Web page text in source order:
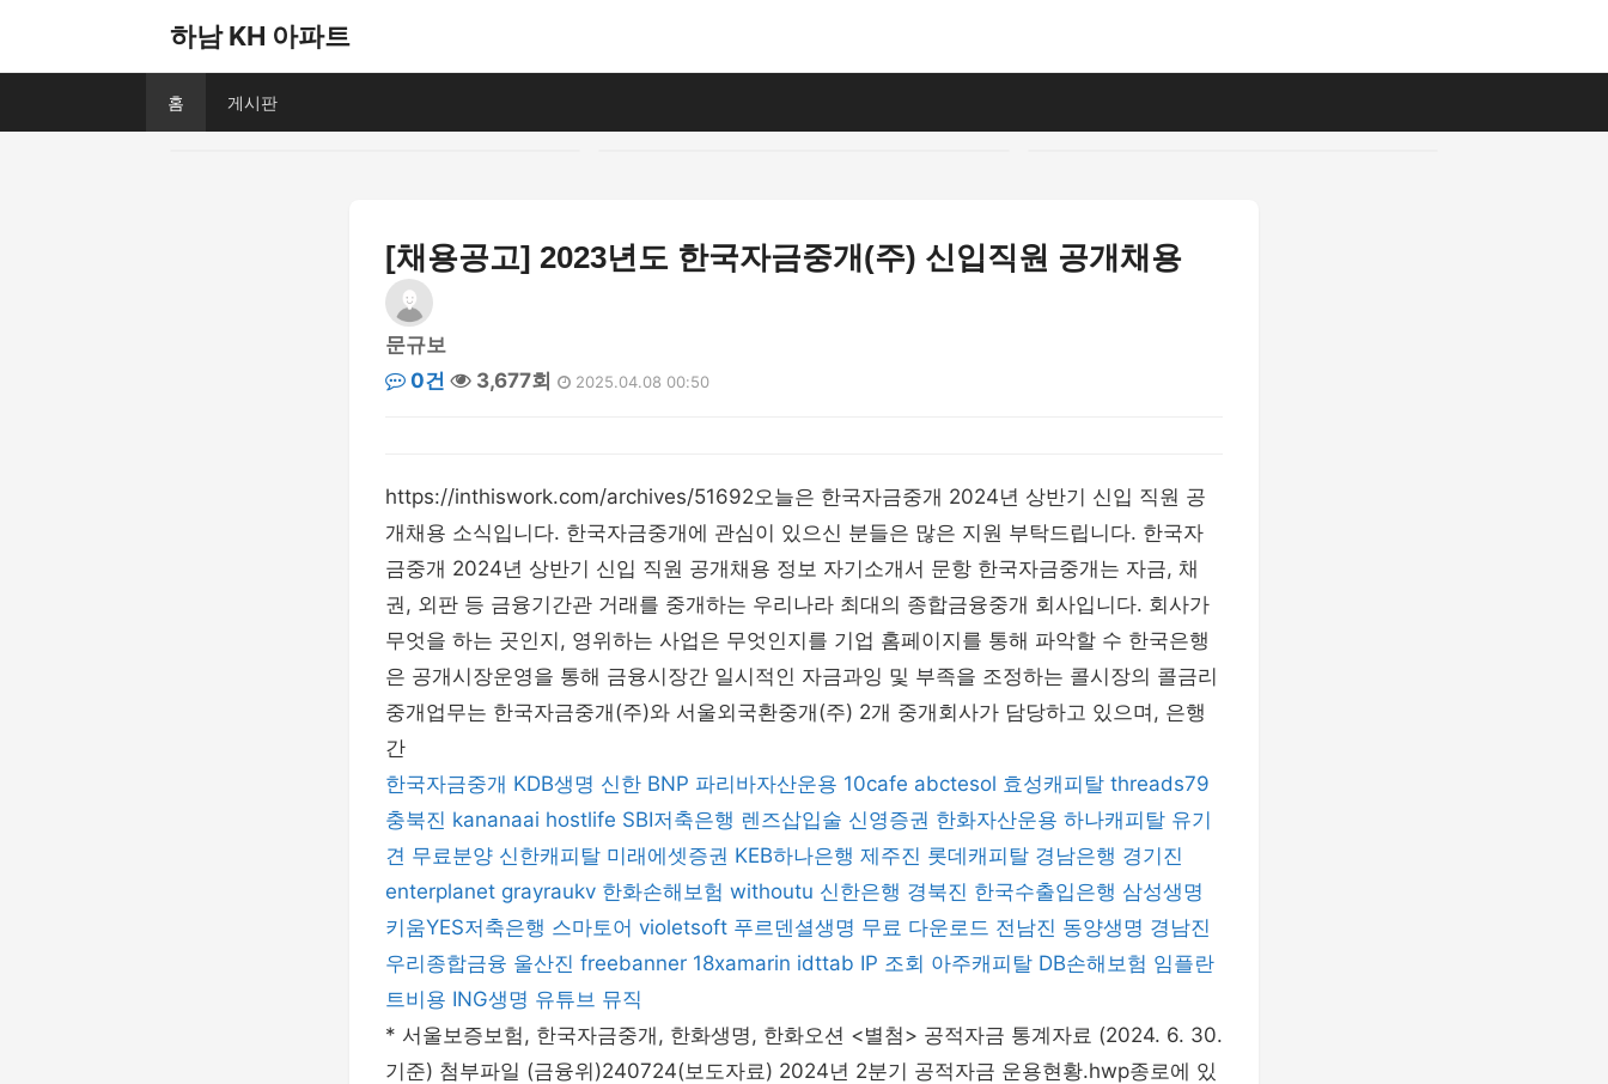
하남 KH 아파트
홈 게시판
[채용공고] 2023년도 한국자금중개(주) 신입직원 공개채용
문규보
0건
3,677회 2025.04.08 00:50
https://inthiswork.com/archives/51692오늘은 한국자금중개 2024년 상반기 신입 직원 공
개채용 소식입니다. 한국자금중개에 관심이 있으신 분들은 많은 지원 부탁드립니다. 한국자
금중개 2024년 상반기 신입 직원 공개채용 정보 자기소개서 문항 한국자금중개는 자금, 채
권, 외판 등 금융기간관 거래를 중개하는 우리나라 최대의 종합금융중개 회사입니다. 회사가
무엇을 하는 곳인지, 영위하는 사업은 무엇인지를 기업 홈페이지를 통해 파악할 수 한국은행
은 공개시장운영을 통해 금융시장간 일시적인 자금과잉 및 부족을 조정하는 콜시장의 콜금리
중개업무는 한국자금중개(주)와 서울외국환중개(주) 2개 중개회사가 담당하고 있으며, 은행
간
한국자금중개 KDB생명 신한 BNP 파리바자산운용 10cafe abctesol 효성캐피탈 threads79
충북진 kananaai hostlife SBI저축은행 렌즈삽입술 신영증권 한화자산운용 하나캐피탈 유기
견 무료분양 신한캐피탈 미래에셋증권 KEB하나은행 제주진 롯데캐피탈 경남은행 경기진
enterplanet grayraukv 한화손해보험 withoutu 신한은행 경북진 한국수출입은행 삼성생명
키움YES저축은행 스마토어 violetsoft 푸르덴셜생명 무료 다운로드 전남진 동양생명 경남진
우리종합금융 울산진 freebanner 18xamarin idttab IP 조회 아주캐피탈 DB손해보험 임플란
트비용 ING생명 유튜브 뮤직
* 서울보증보험, 한국자금중개, 한화생명, 한화오션 <별첨> 공적자금 통계자료 (2024. 6. 30.
기준) 첨부파일 (금융위)240724(보도자료) 2024년 2분기 공적자금 운용현황.hwp종로에 있